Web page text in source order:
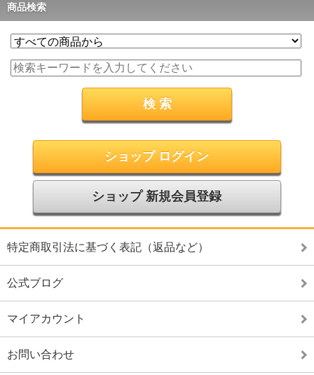
商品検索
ショップ ログイン
ショップ 新規会員登録
特定商取引法に基づく表記（返品など）
公式ブログ
マイアカウント
お問い合わせ